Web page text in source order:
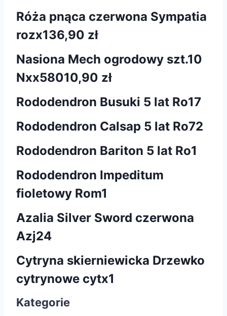
Róża pnąca czerwona Sympatia
rozx136,90 zł
Nasiona Mech ogrodowy szt.10
Nxx58010,90 zł
Rododendron Busuki 5 lat Ro17
Rododendron Calsap 5 lat Ro72
Rododendron Bariton 5 lat Ro1
Rododendron Impeditum
fioletowy Rom1
Azalia Silver Sword czerwona
Azj24
Cytryna skierniewicka Drzewko
cytrynowe cytx1
Kategorie